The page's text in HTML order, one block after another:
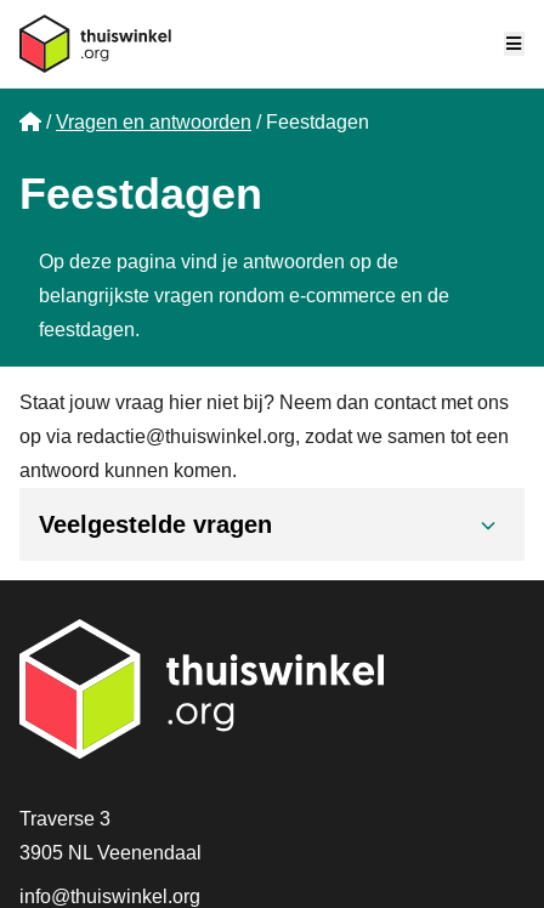
Home
Vragen en antwoorden Feestdagen
Feestdagen
Op deze pagina vind je antwoorden op de
belangrijkste vragen rondom e-commerce en de
feestdagen.
Staat jouw vraag hier niet bij? Neem dan contact met ons
op via redactie@thuiswinkel.org, zodat we samen tot een
antwoord kunnen komen.
Veelgestelde vragen
Contact
Traverse 3
3905 NL Veenendaal
info@thuiswinkel.org